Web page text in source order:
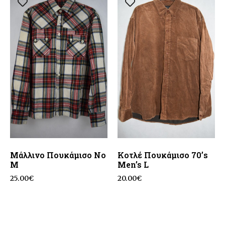
Μάλλινο Πουκάμισο No
M
25.00€
Κοτλέ Πουκάμισο 70’s
Men’s L
20.00€